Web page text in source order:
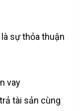
sự thỏa thuận
vay
tài sản cùng